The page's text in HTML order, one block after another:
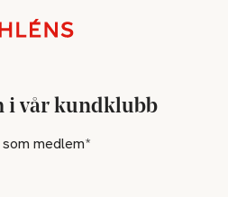
i vår kundklubb
medlem*